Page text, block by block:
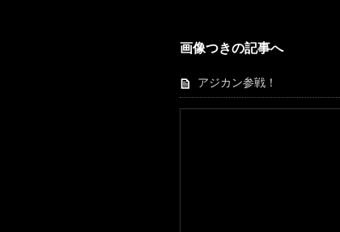
画像つきの記事へ
アジカン参戦！